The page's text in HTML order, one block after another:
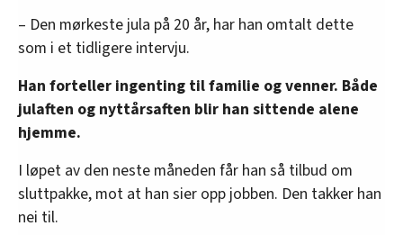
– Den mørkeste jula på 20 år, har han omtalt dette
som i et tidligere intervju.
Han forteller ingenting til familie og venner. Både
julaften og nyttårsaften blir han sittende alene
hjemme.
I løpet av den neste måneden får han så tilbud om
sluttpakke, mot at han sier opp jobben. Den takker han
nei til.